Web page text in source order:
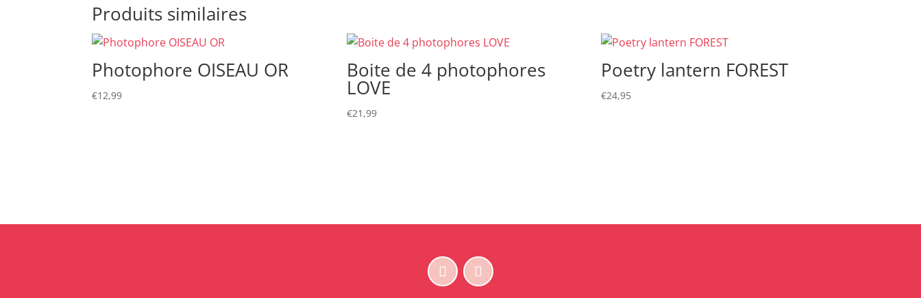
Produits similaires
Photophore OISEAU OR
€12,99
Boite de 4 photophores
LOVE
€21,99
Poetry lantern FOREST
€24,95